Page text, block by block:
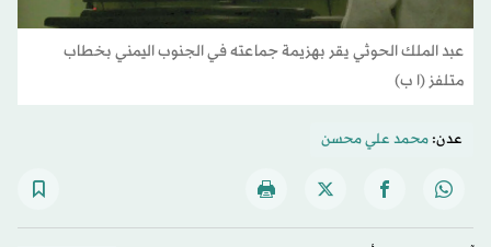
عبد الملك الحوثي يقر بهزيمة جماعته في الجنوب اليمني بخطاب
متلفز (ا ب)
عدن:محمد علي محسن